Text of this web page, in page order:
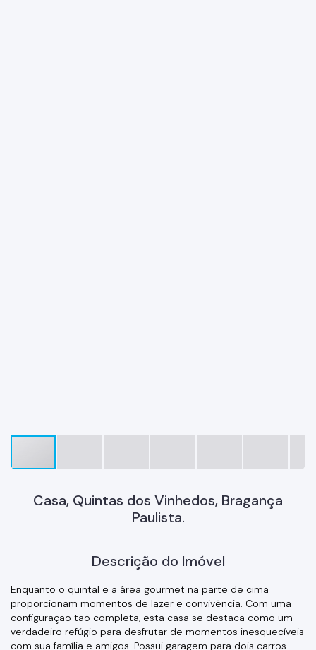
Casa, Quintas dos Vinhedos, Bragança
Paulista.
Descrição do Imóvel
Enquanto o quintal e a área gourmet na parte de cima
proporcionam momentos de lazer e convivência. Com uma
configuração tão completa, esta casa se destaca como um
verdadeiro refúgio para desfrutar de momentos inesquecíveis
com sua família e amigos. Possui garagem para dois carros.